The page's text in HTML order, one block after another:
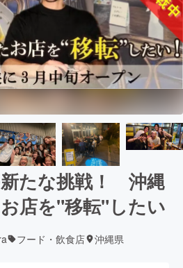
たな挑戦！ 沖縄
店を"移転"したい
フード・飲食店 沖縄県